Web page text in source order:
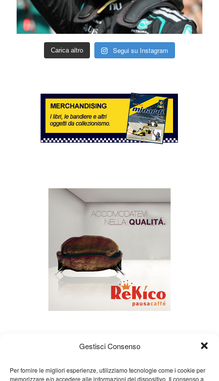
Gestisci Consenso
Per fornire le migliori esperienze, utilizziamo tecnologie come i cookie per
memorizzare e/o accedere alle informazioni del dispositivo. Il consenso a
Carica altro Segui su Instagram